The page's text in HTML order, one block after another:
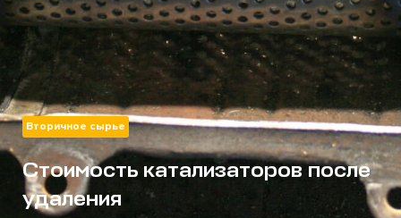
Вторичное сырье
Стоимость катализаторов после
удаления